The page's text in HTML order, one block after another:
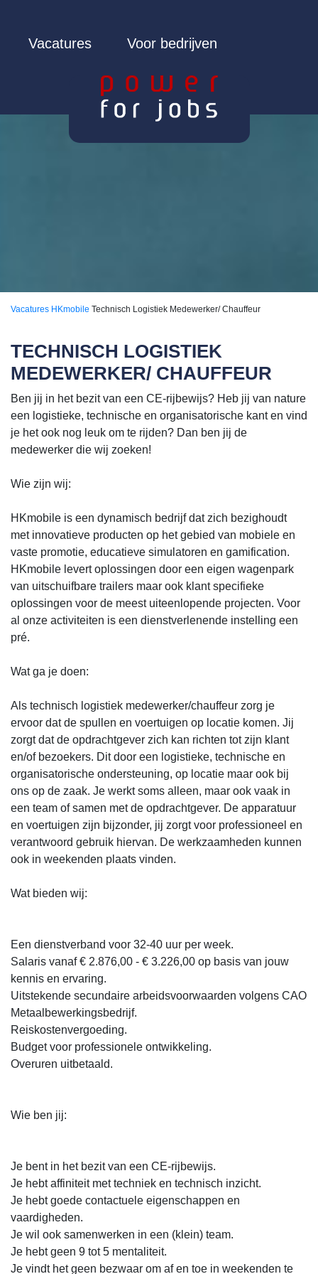
Vacatures Voor bedrijven
Vacatures HKmobile Technisch Logistiek Medewerker/ Chauffeur
TECHNISCH LOGISTIEK
MEDEWERKER/ CHAUFFEUR
Ben jij in het bezit van een CE-rijbewijs? Heb jij van nature
een logistieke, technische en organisatorische kant en vind
je het ook nog leuk om te rijden? Dan ben jij de
medewerker die wij zoeken!
Wie zijn wij:
HKmobile is een dynamisch bedrijf dat zich bezighoudt
met innovatieve producten op het gebied van mobiele en
vaste promotie, educatieve simulatoren en gamification.
HKmobile levert oplossingen door een eigen wagenpark
van uitschuifbare trailers maar ook klant specifieke
oplossingen voor de meest uiteenlopende projecten. Voor
al onze activiteiten is een dienstverlenende instelling een
pré.
Wat ga je doen:
Als technisch logistiek medewerker/chauffeur zorg je
ervoor dat de spullen en voertuigen op locatie komen. Jij
zorgt dat de opdrachtgever zich kan richten tot zijn klant
en/of bezoekers. Dit door een logistieke, technische en
organisatorische ondersteuning, op locatie maar ook bij
ons op de zaak. Je werkt soms alleen, maar ook vaak in
een team of samen met de opdrachtgever. De apparatuur
en voertuigen zijn bijzonder, jij zorgt voor professioneel en
verantwoord gebruik hiervan. De werkzaamheden kunnen
ook in weekenden plaats vinden.
Wat bieden wij:
Een dienstverband voor 32-40 uur per week.
Salaris vanaf € 2.876,00 - € 3.226,00 op basis van jouw
kennis en ervaring.
Uitstekende secundaire arbeidsvoorwaarden volgens CAO
Metaalbewerkingsbedrijf.
Reiskostenvergoeding.
Budget voor professionele ontwikkeling.
Overuren uitbetaald.
Wie ben jij:
Je bent in het bezit van een CE-rijbewijs.
Je hebt affiniteit met techniek en technisch inzicht.
Je hebt goede contactuele eigenschappen en
vaardigheden.
Je wil ook samenwerken in een (klein) team.
Je hebt geen 9 tot 5 mentaliteit.
Je vindt het geen bezwaar om af en toe in weekenden te